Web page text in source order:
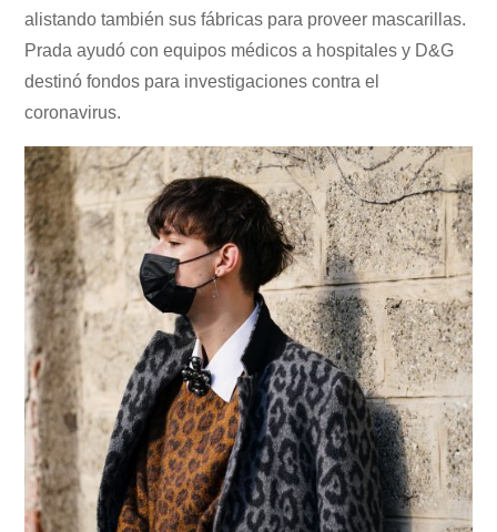
alistando también sus fábricas para proveer mascarillas.
Prada ayudó con equipos médicos a hospitales y D&G
destinó fondos para investigaciones contra el
coronavirus.